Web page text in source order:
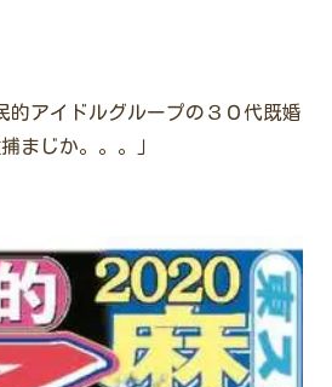
的アイドルグループの３０代既婚
まじか。。。」